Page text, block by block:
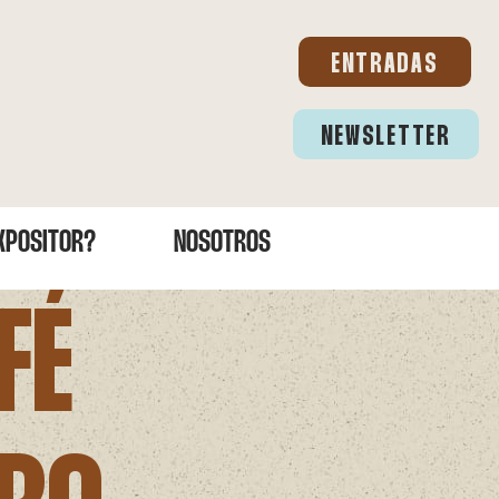
ENTRADAS
NEWSLETTER
NOSOTROS